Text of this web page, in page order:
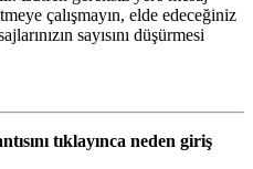
çalışmayın, elde edeceğiniz
sayısını düşürmesi
tıklayınca neden giriş